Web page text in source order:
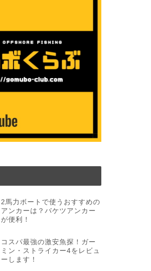
2馬力ボートで使うおすすめの
アンカーは？バケツアンカー
が便利！
コスパ最強の激安魚探！ガー
ミン・ストライカー4をレビュ
ーします！